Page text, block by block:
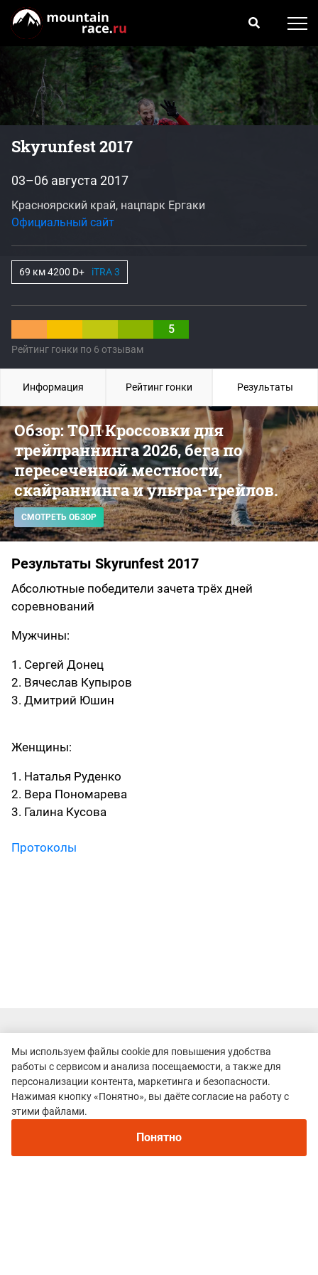
Skyrunfest 2017
5
Рейтинг гонки по 6 отзывам
03–06 августа 2017
Красноярский край, нацпарк Ергаки
Официальный сайт
69 км 4200 D+ iTRA 3
Обзор: ТОП Кроссовки для
трейлраннинга 2026, бега по
пересеченной местности,
скайраннинга и ультра-трейлов.
СМОТРЕТЬ ОБЗОР
Результаты Skyrunfest 2017
Абсолютные победители зачета трёх дней
соревнований
Мужчины:
1. Сергей Донец
2. Вячеслав Купыров
3. Дмитрий Юшин
Женщины:
1. Наталья Руденко
2. Вера Пономарева
3. Галина Кусова
Протоколы
Информация Рейтинг гонки Результаты
Все гонки
Skyrunfest
Мы используем файлы cookie для повышения удобства
работы с сервисом и анализа посещаемости, а также для
персонализации контента, маркетинга и безопасности.
Нажимая кнопку «Понятно», вы даёте согласие на работу с
этими файлами.
Понятно